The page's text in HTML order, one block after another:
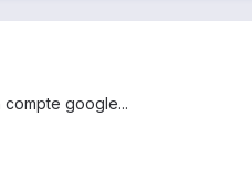
compte google...